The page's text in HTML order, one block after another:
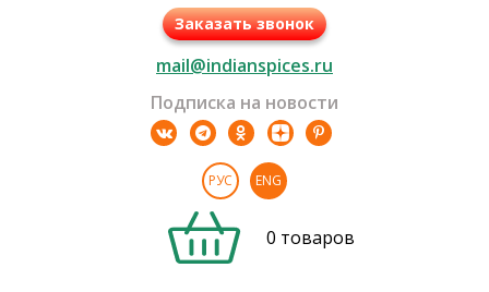
Заказать звонок
mail@indianspices.ru
Подписка на новости
РУС ENG
0 товаров